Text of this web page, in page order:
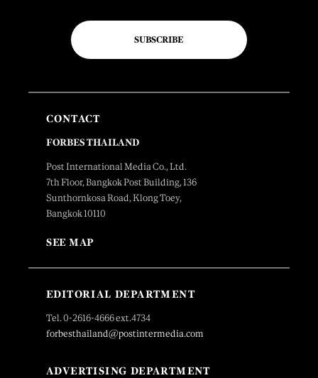
SUBSCRIBE
CONTACT
FORBES THAILAND
Post International Media Co., Ltd.
7th Floor, Bangkok Post Building, 136
Sunthornkosa Road, Klong Toey,
Bangkok 10110
SEE MAP
EDITORIAL DEPARTMENT
Tel. 0-2616-4666 ext.4734
forbesthailand@postintermedia.com
ADVERTISING DEPARTMENT